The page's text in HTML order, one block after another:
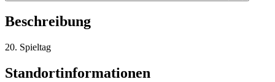
Beschreibung
20. Spieltag
Standortinformationen